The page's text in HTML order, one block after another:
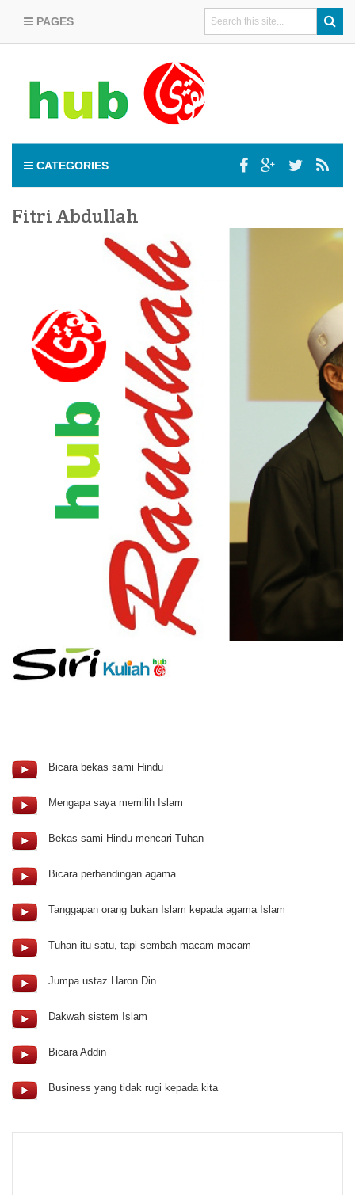
PAGES
CATEGORIES
Fitri Abdullah
Bicara bekas sami Hindu
Mengapa saya memilih Islam
Bekas sami Hindu mencari Tuhan
Bicara perbandingan agama
Tanggapan orang bukan Islam kepada agama Islam
Tuhan itu satu, tapi sembah macam-macam
Jumpa ustaz Haron Din
Dakwah sistem Islam
Bicara Addin
Business yang tidak rugi kepada kita